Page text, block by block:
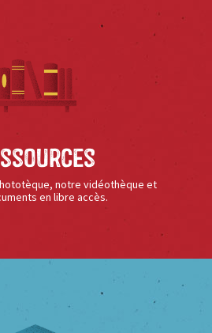
notre vidéothèque et
en libre accès.